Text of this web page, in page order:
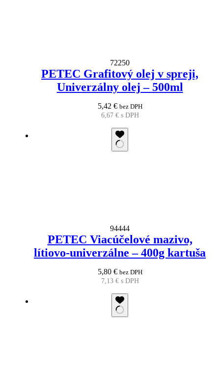
72250
PETEC Grafitový olej v spreji,
Univerzálny olej – 500ml
5,42 € bez DPH
6,67 €s DPH
94444
PETEC Viacúčelové mazivo,
lítiovo-univerzálne – 400g kartuša
5,80 € bez DPH
7,13 €s DPH